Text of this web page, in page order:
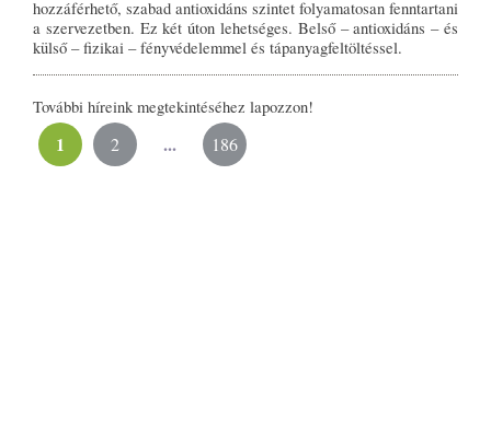
hozzáférhető, szabad antioxidáns szintet folyamatosan fenntartani
a szervezetben. Ez két úton lehetséges. Belső – antioxidáns – és
külső – fizikai – fényvédelemmel és tápanyagfeltöltéssel.
További híreink megtekintéséhez lapozzon!
1 2 ... 186